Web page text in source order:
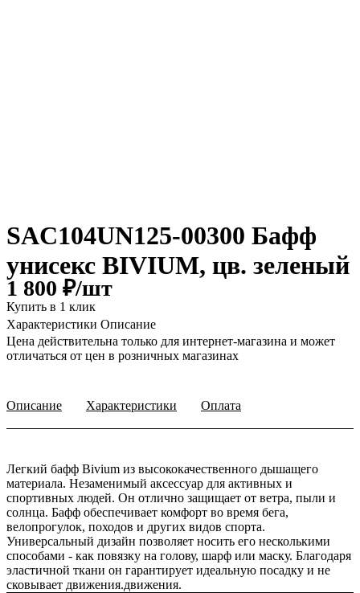
SAC104UN125-00300 Бафф
унисекс BIVIUM, цв. зеленый
1 800 ₽/шт
Купить в 1 клик
Характеристики Описание
Цена действительна только для интернет-магазина и может
отличаться от цен в розничных магазинах
Описание Характеристики Оплата
Легкий бафф Bivium из высококачественного дышащего
материала. Незаменимый аксессуар для активных и
спортивных людей. Он отлично защищает от ветра, пыли и
солнца. Бафф обеспечивает комфорт во время бега,
велопрогулок, походов и других видов спорта.
Универсальный дизайн позволяет носить его несколькими
способами - как повязку на голову, шарф или маску. Благодаря
эластичной ткани он гарантирует идеальную посадку и не
сковывает движения.движения.